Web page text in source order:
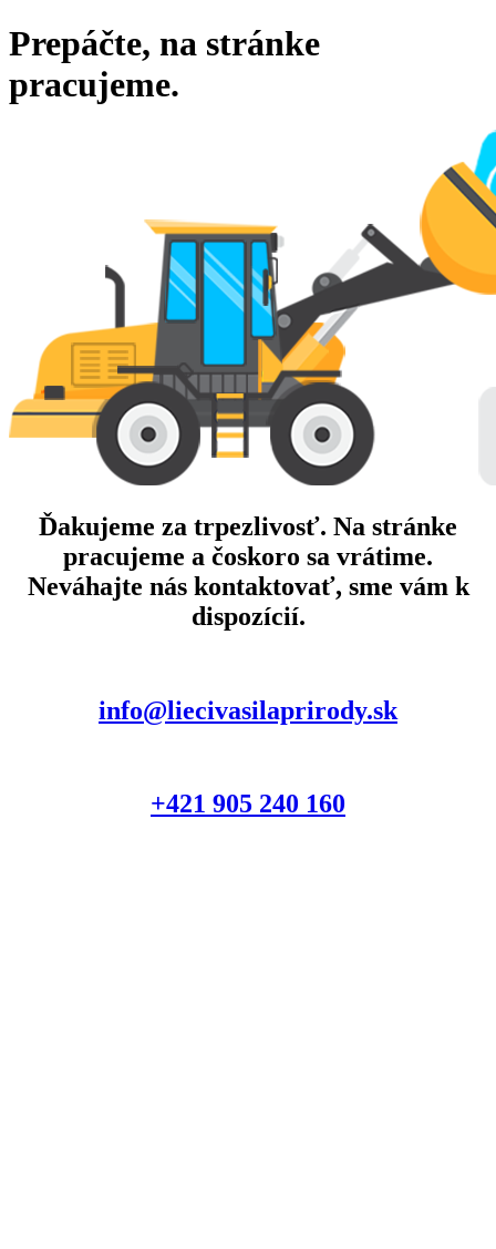
Prepáčte, na stránke
pracujeme.
Ďakujeme za trpezlivosť. Na stránke
pracujeme a čoskoro sa vrátime.
Neváhajte nás kontaktovať, sme vám k
dispozícií.
info@liecivasilaprirody.sk
+421 905 240 160